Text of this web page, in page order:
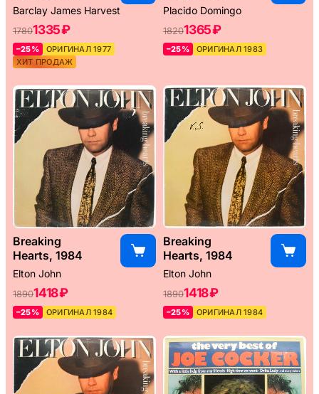
Barclay James Harvest
17801335 ₽
–25%
ОРИГИНАЛ 1977
ХИТ ПРОДАЖ
Placido Domingo
18201365 ₽
–25% ОРИГИНАЛ 1983
Breaking
Hearts, 1984
Elton John
18901418 ₽
–25% ОРИГИНАЛ 1984
Breaking
Hearts, 1984
Elton John
18901418 ₽
–25% ОРИГИНАЛ 1984